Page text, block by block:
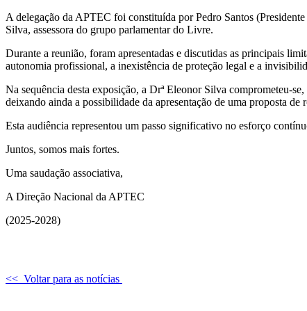
A delegação da APTEC foi constituída por Pedro Santos
Silva, assessora do grupo parlamentar do Livre.
Durante a reunião, foram apresentadas e discutidas as principais
autonomia profissional, a inexistência de proteção legal e a
Na sequência desta exposição, a Drª Eleonor Silva comprometeu-
deixando ainda a possibilidade da apresentação de uma proposta
Esta audiência representou um passo significativo no esforço
Juntos, somos mais fortes.
Uma saudação associativa,
A Direção Nacional da APTEC
(2025-2028)
<< Voltar para as notícias